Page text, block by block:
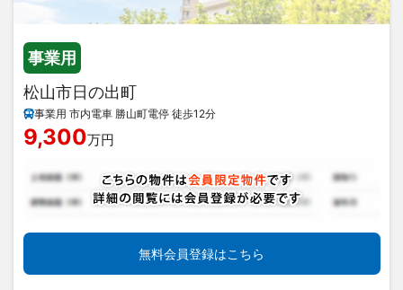
事業用
松山市日の出町
事業用 市内電車 勝山町電停 徒歩12分
9,300万円
無料会員登録はこちら